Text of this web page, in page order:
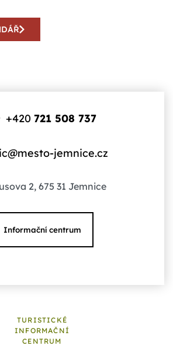
+420721 508 737
jemnice.cz
2, 675 31 Jemnice
Informační centrum
TURISTICKÉ
INFORMAČNÍ
CENTRUM